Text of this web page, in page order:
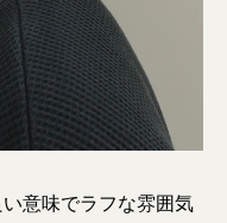
意味でラフな雰囲気